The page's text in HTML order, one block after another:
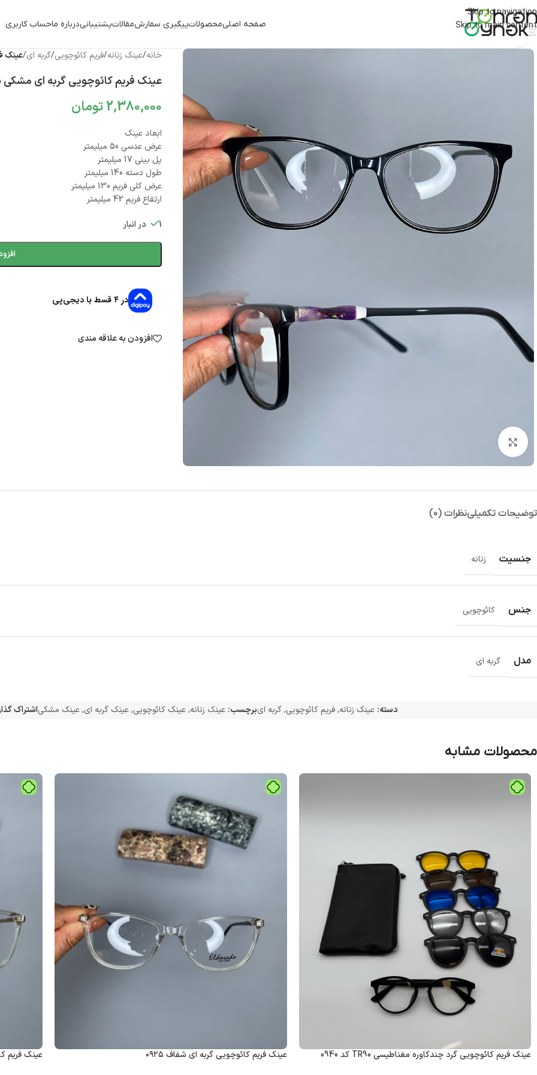
Skip to navigation
Skip to main content
صفحه اصلیمحصولاتپیگیری سفارشمقالاتپشتیبانیدرباره ماحساب کاربری
خانه/عینک زنانه/فریم کائوچویی/گربه ای/عینک
عینک فریم کائوچویی گربه ای مشکی 0685
2,380,000تومان
ابعاد عینک
عرض عدسی 50 میلیمتر
پل بینی 17 میلیمتر
طول دسته 140 میلیمتر
عرض کلی فریم 130 میلیمتر
ارتفاع فریم 42 میلیمتر
1 در انبار
در ۴ قسط با دیجی‌پی
افزودن به علاقه مندی
توضیحات تکمیلینظرات (0)
جنسیت زنانه
جنس کائوچویی
مدل گربه ای
دسته: عینک زنانه,فریم کائوچویی,گربه ایبرچسب: عینک زنانه,عینک کائوچویی,عینک گربه ای,عینک مشکیاشتراک
محصولات مشابه
عینک فریم کائوچویی گرد چندکاوره مغناطیسی TR90 کد 0940 عینک فریم کائوچویی گربه ای شفاف ۰۹۲۵ عینک فریم